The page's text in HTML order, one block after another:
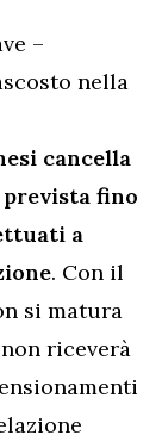
–
nella
cancella
fino
a
. Con il
si matura
riceverà